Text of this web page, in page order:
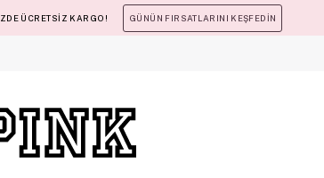
ÜCRETSİZ KARGO! GÜNÜN FIRSATLARINI KEŞFEDİN